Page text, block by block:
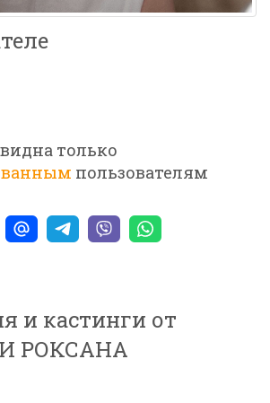
только
пользователям
и кастинги от
РОКСАНА